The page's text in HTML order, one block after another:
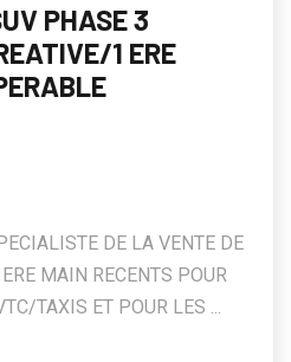
PHASE 3
1 ERE
DE LA VENTE DE
MAIN RECENTS POUR
TAXIS ET POUR LES ...